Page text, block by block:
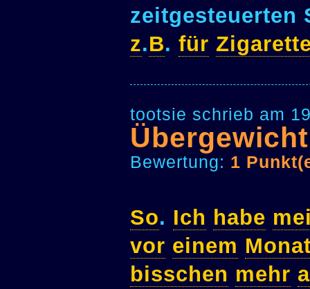
zeitgesteuerten
z.B. für
tootsie schrieb am
Übergewicht
Bewertung: 1
So. Ich habe
vor einem
bisschen mehr